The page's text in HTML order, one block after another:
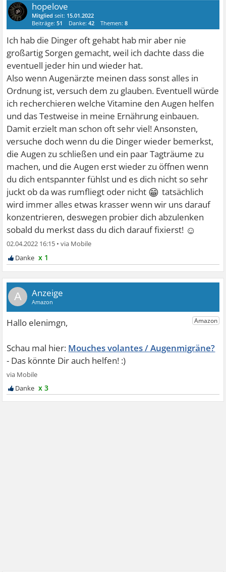
hopelove
Mitglied seit: 15.01.2022
Beiträge:51 Danke:42 Themen:8
Ich hab die Dinger oft gehabt hab mir aber nie
großartig Sorgen gemacht, weil ich dachte dass die
eventuell jeder hin und wieder hat.
Also wenn Augenärzte meinen dass sonst alles in
Ordnung ist, versuch dem zu glauben. Eventuell würde
ich recherchieren welche Vitamine den Augen helfen
und das Testweise in meine Ernährung einbauen.
Damit erzielt man schon oft sehr viel! Ansonsten,
versuche doch wenn du die Dinger wieder bemerkst,
die Augen zu schließen und ein paar Tagträume zu
machen, und die Augen erst wieder zu öffnen wenn
du dich entspannter fühlst und es dich nicht so sehr
juckt ob da was rumfliegt oder nicht 😁 tatsächlich
wird immer alles etwas krasser wenn wir uns darauf
konzentrieren, deswegen probier dich abzulenken
sobald du merkst dass du dich darauf fixierst! ☺
02.04.2022 16:15 •
x 1
A
Mouches volantes / Augenmigräne?
x 3